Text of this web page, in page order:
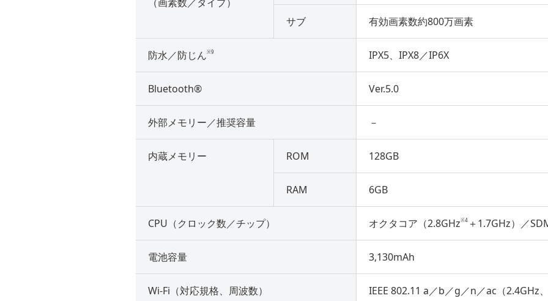
サブ 有効画素数約800万画素
防水／防じん※9 IPX5、IPX8／IP6X
Bluetooth® Ver.5.0
外部メモリー／推奨容量 －
内蔵メモリー ROM 128GB
RAM 6GB
CPU（クロック数／チップ） オクタコア（2.8GHz※4 ＋1.7GHz）／
電池容量 3,130mAh
Wi-Fi（対応規格、周波数） IEEE 802.11 a／b／g／n／ac（2.4GHz、